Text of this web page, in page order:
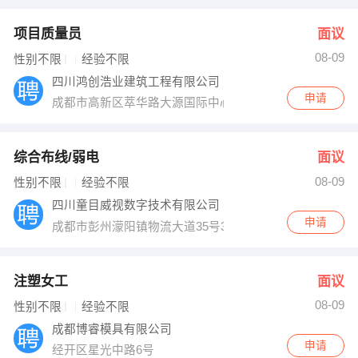
项目质量员 面议
性别不限 经验不限
08-09
四川鸿创浩业建筑工程有限公司
成都市高新区萃华路大源国际中心二期2栋1605号申请
综合布线/弱电 面议
性别不限 经验不限
08-09
四川童目威视数字技术有限公司
成都市彭州濛阳镇物流大道35号3栋4F（万贯精品园A区
申请
注塑女工 面议
性别不限 经验不限
08-09
成都博睿模具有限公司
经开区星光中路6号
申请